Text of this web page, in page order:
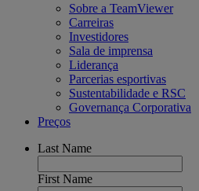
Sobre a TeamViewer
Carreiras
Investidores
Sala de imprensa
Liderança
Parcerias esportivas
Sustentabilidade e RSC
Governança Corporativa
Preços
Last Name
First Name